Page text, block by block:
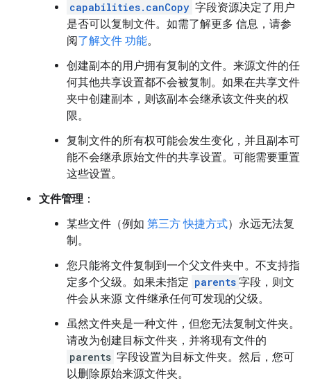
capabilities.canCopy 字段资源决定了用户
是否可以复制文件。如需了解更多 信息，请参
阅了解文件 功能。
创建副本的用户拥有复制的文件。来源文件的任
何其他共享设置都不会被复制。如果在共享文件
夹中创建副本，则该副本会继承该文件夹的权
限。
复制文件的所有权可能会发生变化，并且副本可
能不会继承原始文件的共享设置。可能需要重置
这些设置。
文件管理 ：
某些文件（例如 第三方 快捷方式）永远无法复
制。
您只能将文件复制到一个父文件夹中。不支持指
定多个父级。如果未指定 parents 字段，则文
件会从来源 文件继承任何可发现的父级。
虽然文件夹是一种文件，但您无法复制文件夹。
请改为创建目标文件夹，并将现有文件的
parents 字段设置为目标文件夹。然后，您可
以删除原始来源文件夹。